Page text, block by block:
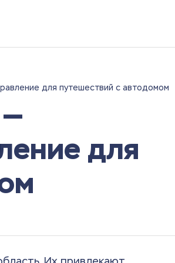
для путешествий с автодомом
для